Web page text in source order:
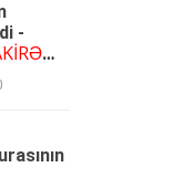
-